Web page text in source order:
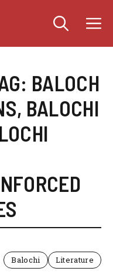
BALOCH
, BALOCHI
Balochi Literature